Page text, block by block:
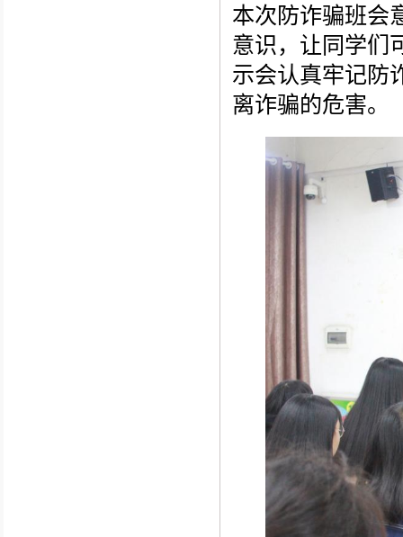
本次防诈骗班会
意识，让同学们
示会认真牢记防
离诈骗的危害。